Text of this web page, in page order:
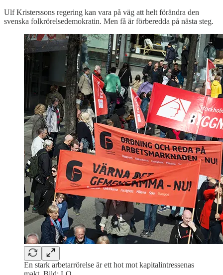
Ulf Kristerssons regering kan vara på väg att helt förändra den
svenska folkrörelsedemokratin. Men få är förberedda på nästa steg.
En stark arbetarrörelse är ett hot mot kapitalintressenas